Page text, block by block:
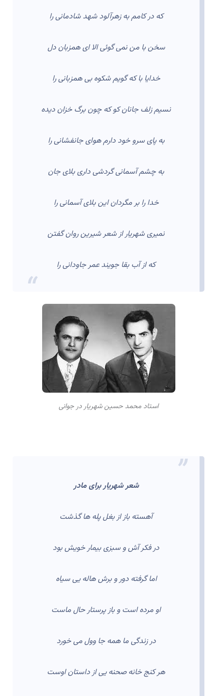
که در کامم به زهرآلود شهد شادمانی را
سخن با من نمی گوئی الا ای همزبان دل
خدایا با که گویم شکوه بی همزبانی را
نسیم زلف جانان کو که چون برگ خزان دیده
به پای سرو خود دارم هوای جانفشانی را
به چشم آسمانی گردشی داری بلای جان
خدا را بر مگردان این بلای آسمانی را
نمیری شهریار از شعر شیرین روان گفتن
که از آب بقا جویند عمر جاودانی را
استاد محمد حسین شهریار در جوانی
شعر شهریار برای مادر
آهسته باز از بغل پله ها گذشت
در فکر آش و سبزی بیمار خویش بود
اما گرفته دور و برش هاله یی سیاه
او مرده است و باز پرستار حال ماست
در زندگی ما همه جا وول می خورد
هر کنج خانه صحنه یی از داستان اوست